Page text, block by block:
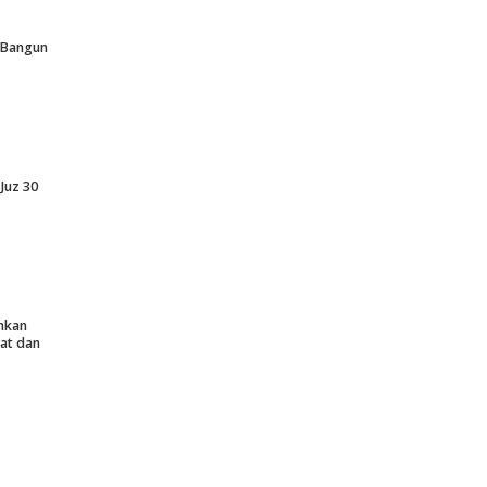
30
dan